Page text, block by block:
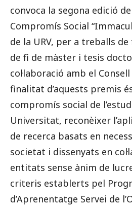
convoca la segona edició
Compromís Social
de la URV, per a treballs
de fi de màster i tesis
col·laboració amb el
finalitat d’aquests premis
compromís social de
Universitat, reconèixer
de recerca basats en
societat i dissenyats en
entitats sense ànim de
criteris establerts pel
d’Aprenentatge Servei de